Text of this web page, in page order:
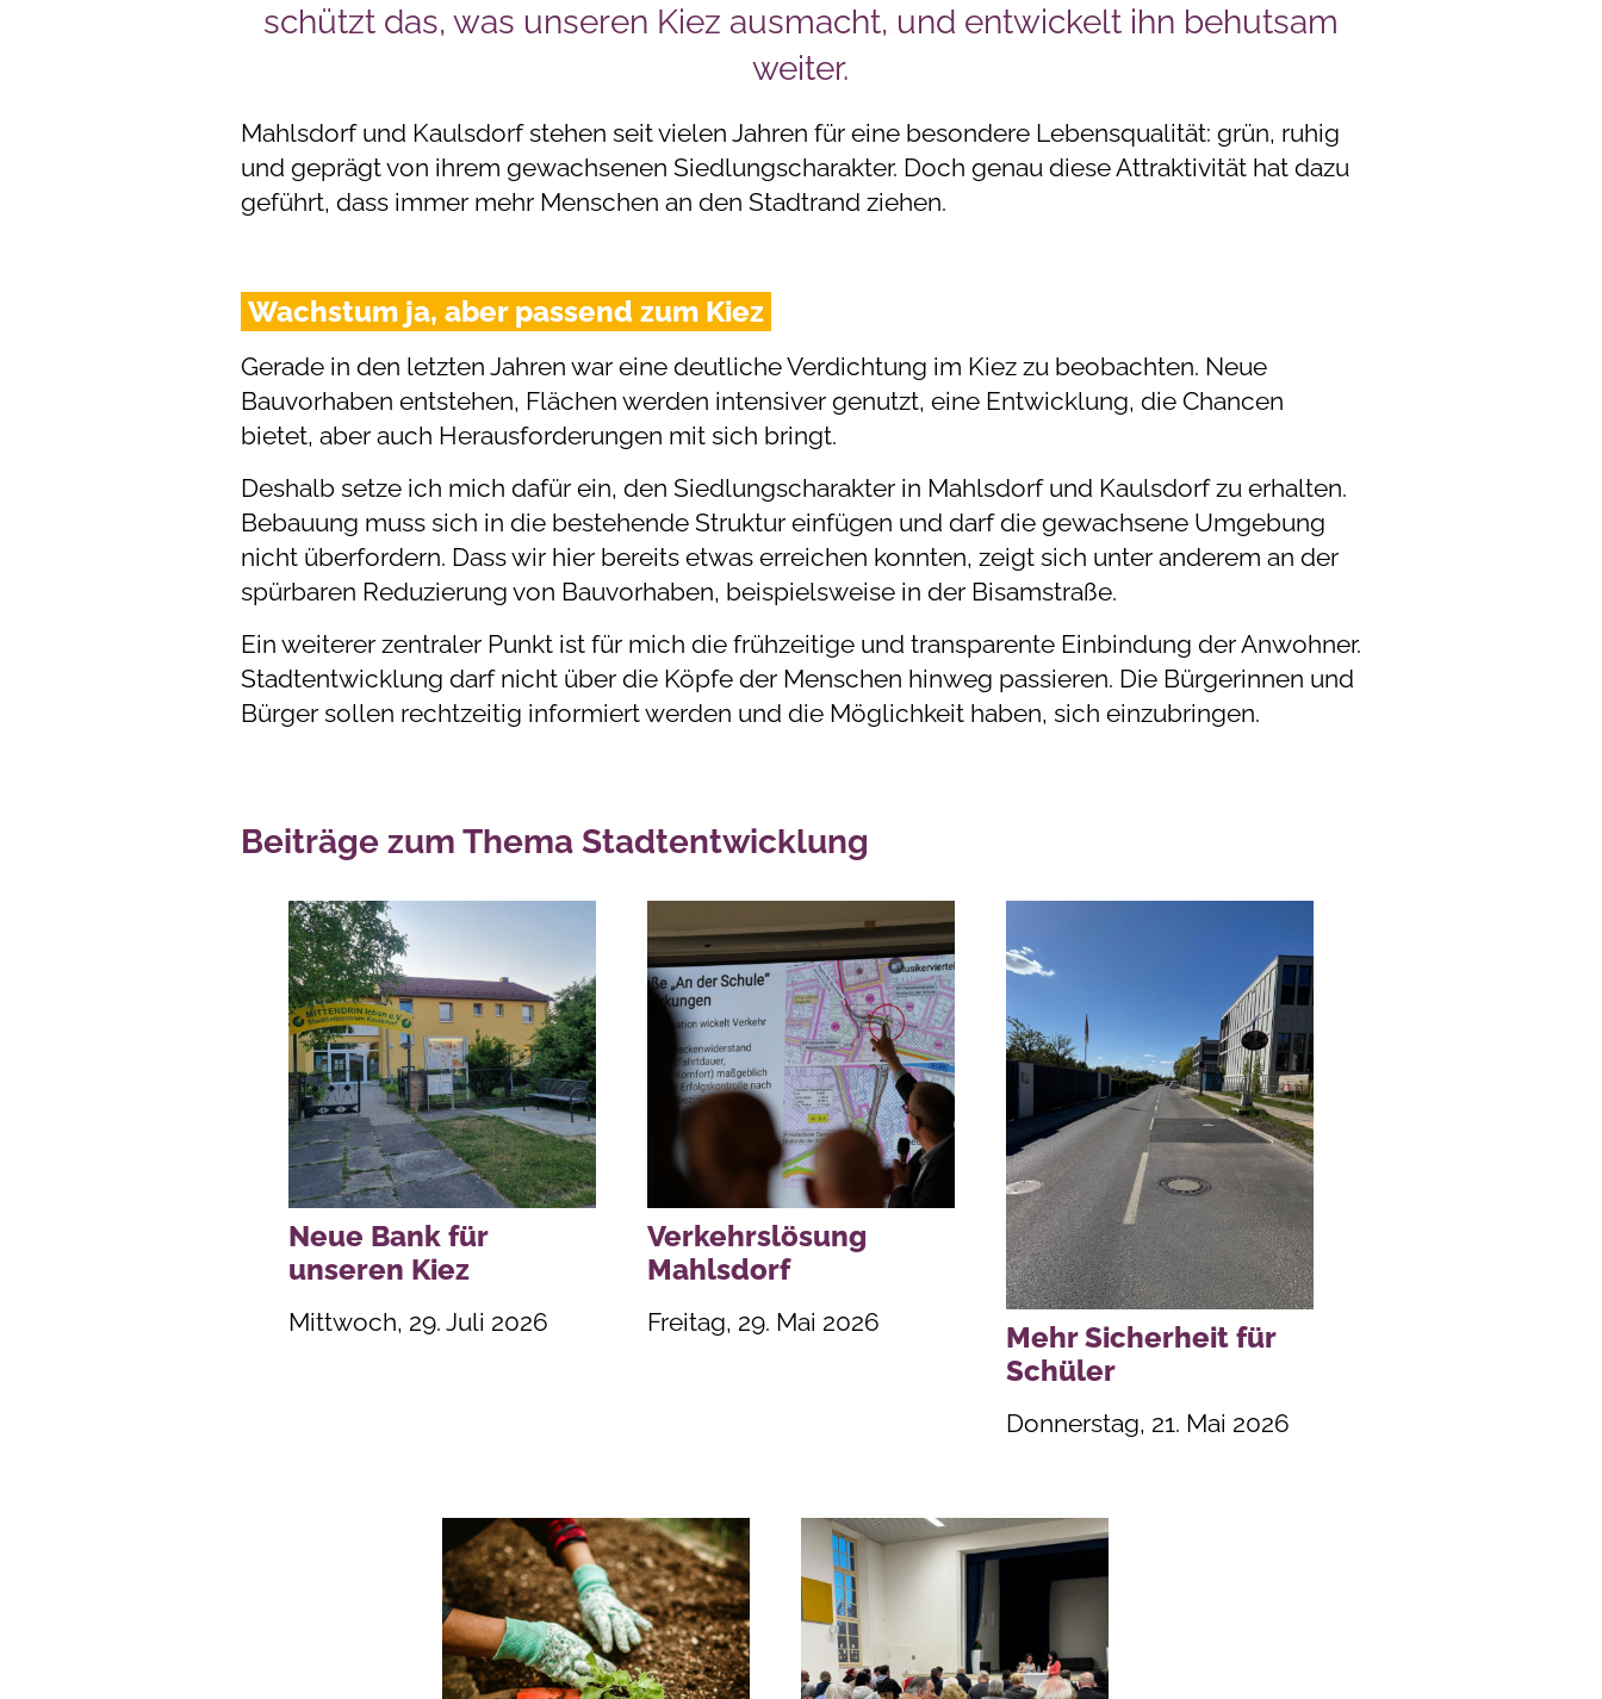
schützt das, was unseren Kiez ausmacht, und entwickelt ihn behutsam
weiter.
Mahlsdorf und Kaulsdorf stehen seit vielen Jahren für eine besondere Lebensqualität: grün, ruhig
und geprägt von ihrem gewachsenen Siedlungscharakter. Doch genau diese Attraktivität hat dazu
geführt, dass immer mehr Menschen an den Stadtrand ziehen.
Wachstum ja, aber passend zum Kiez
Gerade in den letzten Jahren war eine deutliche Verdichtung im Kiez zu beobachten. Neue
Bauvorhaben entstehen, Flächen werden intensiver genutzt, eine Entwicklung, die Chancen
bietet, aber auch Herausforderungen mit sich bringt.
Deshalb setze ich mich dafür ein, den Siedlungscharakter in Mahlsdorf und Kaulsdorf zu erhalten.
Bebauung muss sich in die bestehende Struktur einfügen und darf die gewachsene Umgebung
nicht überfordern. Dass wir hier bereits etwas erreichen konnten, zeigt sich unter anderem an der
spürbaren Reduzierung von Bauvorhaben, beispielsweise in der Bisamstraße.
Ein weiterer zentraler Punkt ist für mich die frühzeitige und transparente Einbindung der Anwohner.
Stadtentwicklung darf nicht über die Köpfe der Menschen hinweg passieren. Die Bürgerinnen und
Bürger sollen rechtzeitig informiert werden und die Möglichkeit haben, sich einzubringen.
Beiträge zum Thema Stadtentwicklung
Neue Bank für
unseren Kiez
Mittwoch, 29. Juli 2026
Verkehrslösung
Mahlsdorf
Freitag, 29. Mai 2026
Mehr Sicherheit für
Schüler
Donnerstag, 21. Mai 2026